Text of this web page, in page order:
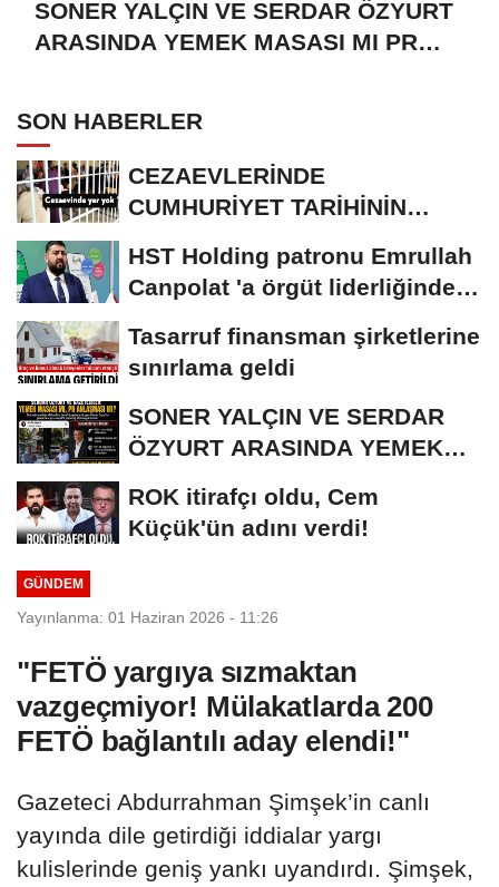
SONER YALÇIN VE SERDAR ÖZYURT
ARASINDA YEMEK MASASI MI PR
SON HABERLER
CEZAEVLERİNDE
CUMHURİYET TARİHİNİN
KİŞİ...
HST Holding patronu Emrullah
Canpolat 'a örgüt liderliğinden
Tasarruf finansman şirketlerine
sınırlama geldi
SONER YALÇIN VE SERDAR
ÖZYURT ARASINDA YEMEK
ROK itirafçı oldu, Cem
Küçük'ün adını verdi!
GÜNDEM
Yayınlanma: 01 Haziran 2026 - 11:26
"FETÖ yargıya sızmaktan
vazgeçmiyor! Mülakatlarda 200
FETÖ bağlantılı aday elendi!"
Gazeteci Abdurrahman Şimşek’in canlı
yayında dile getirdiği iddialar yargı
kulislerinde geniş yankı uyandırdı. Şimşek,